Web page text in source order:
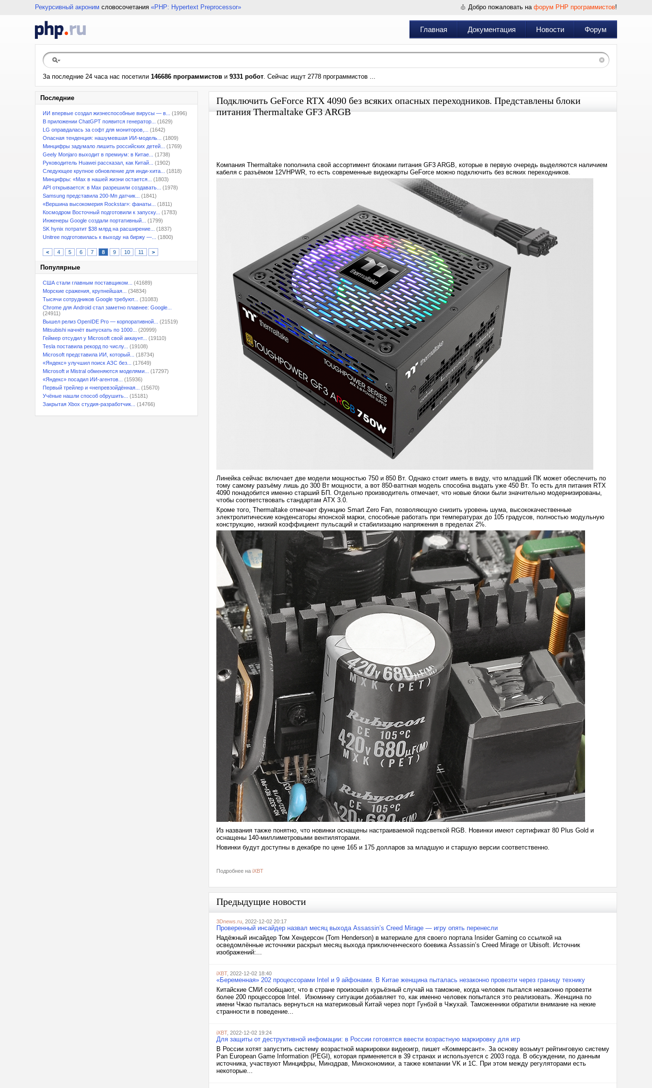
Рекурсивный акроним словосочетания «PHP: Hypertext Preprocessor» Добро пожаловать на форум PHP программистов!
Главная Документация Новости Форум
За последние 24 часа нас посетили 146686 программистов и 9331 робот. Сейчас ищут 2778 программистов ...
Последние
ИИ впервые создал жизнеспособные вирусы — в...
(1996)
В приложении ChatGPT появится генератор...
(1629)
LG оправдалась за софт для мониторов,...
(1642)
Опасная тенденция: нашумевшая ИИ-модель...
(1809)
Минцифры задумало лишить российских детей...
(1769)
Geely Monjaro выходит в премиум: в Китае...
(1738)
Руководитель Huawei рассказал, как Китай...
(1902)
Следующее крупное обновление для инди-хита...
(1818)
Минцифры: «Max в нашей жизни остается...
(1803)
API открывается: в Max разрешили создавать...
(1978)
Samsung представила 200-Мп датчик...
(1841)
«Вершина высокомерия Rockstar»: фанаты...
(1811)
Космодром Восточный подготовили к запуску...
(1783)
Инженеры Google создали портативный...
(1799)
SK hynix потратит $38 млрд на расширение...
(1837)
Unitree подготовилась к выходу на биржу —...
(1800)
< 4 5 6 7 8 9 10 11 >
Популярные
США стали главным поставщиком...
(41689)
Морские сражения, крупнейшая...
(34834)
Тысячи сотрудников Google требуют...
(31083)
Chrome для Android стал заметно плавнее: Google...
(24911)
Вышел релиз OpenIDE Pro — корпоративной...
(21519)
Mitsubishi начнёт выпускать по 1000...
(20999)
Геймер отсудил у Microsoft свой аккаунт...
(19110)
Tesla поставила рекорд по числу...
(19108)
Microsoft представила ИИ, который...
(18734)
«Яндекс» улучшил поиск АЗС без...
(17649)
Microsoft и Mistral обменяются моделями...
(17297)
«Яндекс» посадил ИИ-агентов...
(15936)
Первый трейлер и «непревзойдённая...
(15670)
Учёные нашли способ обрушить...
(15181)
Закрытая Xbox студия-разработчик...
(14766)
Подключить GeForce RTX 4090 без всяких опасных переходников. Представлены блоки
питания Thermaltake GF3 ARGB
Компания Thermaltake пополнила свой ассортимент блоками питания GF3 ARGB, которые в первую очередь выделяются наличием
кабеля с разъёмом 12VHPWR, то есть современные видеокарты GeForce можно подключить без всяких переходников.
Линейка сейчас включает две модели мощностью 750 и 850 Вт. Однако стоит иметь в виду, что младший ПК может обеспечить по
тому самому разъёму лишь до 300 Вт мощности, а вот 850-ваттная модель способна выдать уже 450 Вт. То есть для питания RTX
4090 понадобится именно старший БП. Отдельно производитель отмечает, что новые блоки были значительно модернизированы,
чтобы соответствовать стандартам ATX 3.0.
Кроме того, Thermaltake отмечает функцию Smart Zero Fan, позволяющую снизить уровень шума, высококачественные
электролитические конденсаторы японской марки, способные работать при температурах до 105 градусов, полностью модульную
конструкцию, низкий коэффициент пульсаций и стабилизацию напряжения в пределах 2%.
Из названия также понятно, что новинки оснащены настраиваемой подсветкой RGB. Новинки имеют сертификат 80 Plus Gold и
оснащены 140-миллиметровыми вентиляторами.
Новинки будут доступны в декабре по цене 165 и 175 долларов за младшую и старшую версии соответственно.
Подробнее на iXBT
Предыдущие новости
3Dnews.ru , 2022-12-02 20:17
Проверенный инсайдер назвал месяц выхода Assassin’s Creed Mirage — игру опять перенесли
Надёжный инсайдер Том Хендерсон (Tom Henderson) в материале для своего портала Insider Gaming со ссылкой на
осведомлённые источники раскрыл месяц выхода приключенческого боевика Assassin’s Creed Mirage от Ubisoft. Источник
изображений:...
iXBT, 2022-12-02 18:40
«Беременная» 202 процессорами Intel и 9 айфонами. В Китае женщина пыталась незаконно провезти через границу технику
Китайские СМИ сообщают, что в стране произошёл курьёзный случай на таможне, когда человек пытался незаконно провезти
более 200 процессоров Intel. Изюминку ситуации добавляет то, как именно человек попытался это реализовать. Женщина по
имени Чжао пыталась вернуться на материковый Китай через порт Гунбэй в Чжухай. Таможенники обратили внимание на некие
странности в поведение...
iXBT, 2022-12-02 19:24
Для защиты от деструктивной инфомации: в России готовятся ввести возрастную маркировку для игр
В России хотят запустить систему возрастной маркировки видеоигр, пишет «Коммерсант». За основу возьмут рейтинговую систему
Pan European Game Information (PEGI), которая применяется в 39 странах и используется с 2003 года. В обсуждении, по данным
источника, участвуют Минцифры, Минздрав, Минэкономики, а также компании VK и 1С. При этом между регуляторами есть
некоторые...